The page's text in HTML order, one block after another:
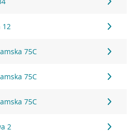
12
75C
75C
75C
2